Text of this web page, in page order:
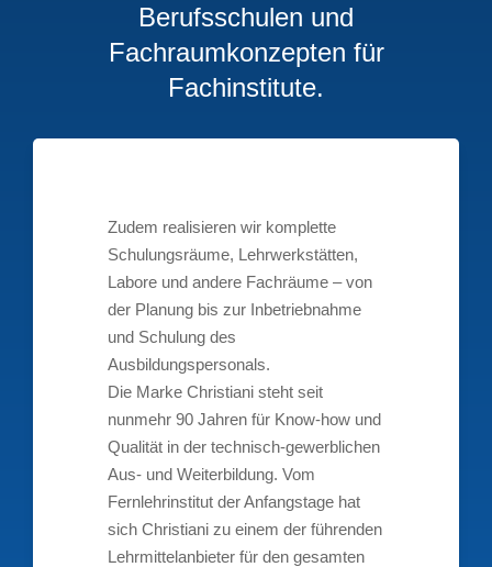
Berufsschulen und
Fachraumkonzepten für
Fachinstitute.
Zudem realisieren wir komplette
Schulungsräume, Lehrwerkstätten,
Labore und andere Fachräume – von
der Planung bis zur Inbetriebnahme
und Schulung des
Ausbildungspersonals.
Die Marke Christiani steht seit
nunmehr 90 Jahren für Know-how und
Qualität in der technisch-gewerblichen
Aus- und Weiterbildung. Vom
Fernlehrinstitut der Anfangstage hat
sich Christiani zu einem der führenden
Lehrmittelanbieter für den gesamten